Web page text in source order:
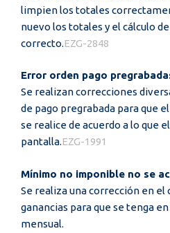
limpien los totales
nuevo los totales y el cálculo
correcto.EZG-2848
Error orden pago
Se realizan correcciones
de pago pregrabada para que
se realice de acuerdo a lo que
pantalla.EZG-1991
Mínimo no imponible no se
Se realiza una corrección en
ganancias para que se tenga
mensual.